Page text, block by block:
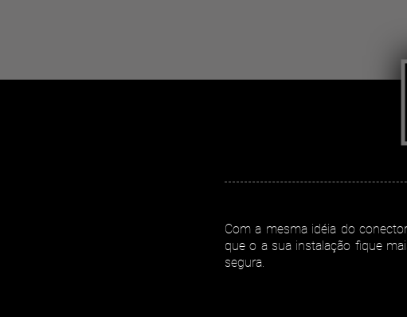
Com a mesma idéia do
que o a sua instalação fique
segura.